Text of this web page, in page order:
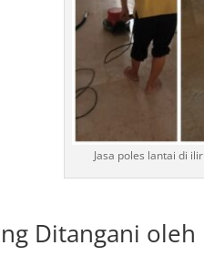
Jasa poles lantai di
Ditangani oleh